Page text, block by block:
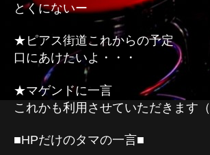
とくにないー
★ピアス街道これからの予定
口にあけたいよ・・・
★マゲンドに一言
これかも利用させていただきます
■HPだけのタマの一言■